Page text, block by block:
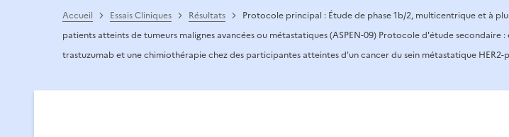
Accueil Essais Cliniques Résultats
Protocole principal : Étude de phase 1b/2, multicentrique et à
patients atteints de tumeurs malignes avancées ou métastatiques (ASPEN-09) Protocole d'étude
trastuzumab et une chimiothérapie chez des participantes atteintes d'un cancer du sein métastatique HER2-